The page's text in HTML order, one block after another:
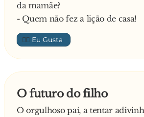
da mamãe?
- Quem não fez a lição de casa!
👍🏼
O futuro do filho
O orgulhoso pai, a tentar